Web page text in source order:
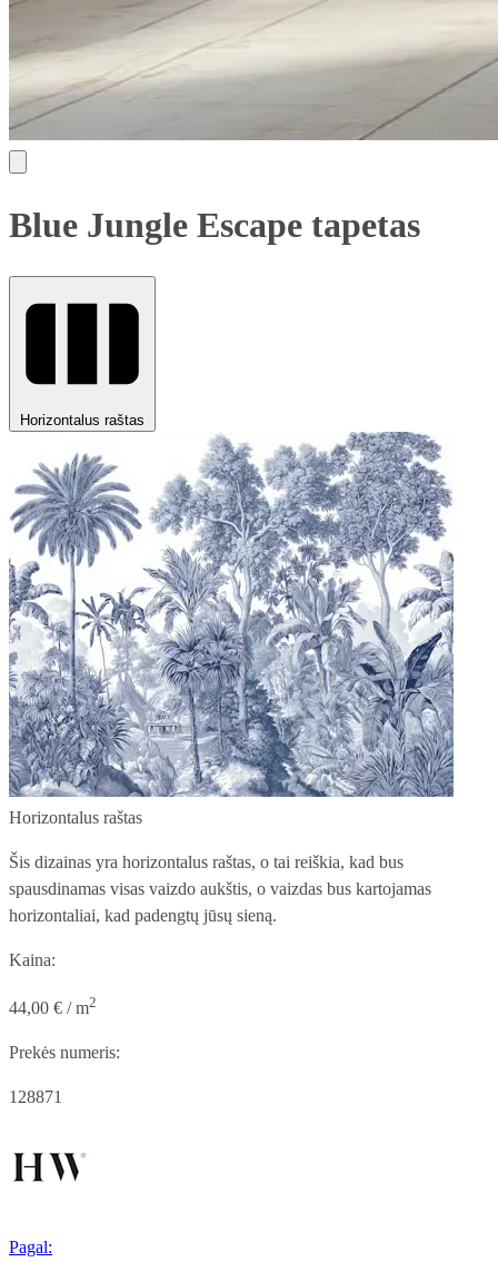
Blue Jungle Escape tapetas
Horizontalus raštas
Horizontalus raštas
Šis dizainas yra horizontalus raštas, o tai reiškia, kad bus
spausdinamas visas vaizdo aukštis, o vaizdas bus kartojamas
horizontaliai, kad padengtų jūsų sieną.
Kaina:
44,00 € / m2
Prekės numeris:
128871
Pagal: